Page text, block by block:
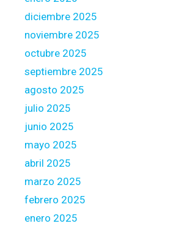
a
t
e
a
n
L
o
n
p
r
diciembre 2025
noviembre 2025
octubre 2025
septiembre 2025
agosto 2025
julio 2025
junio 2025
mayo 2025
abril 2025
marzo 2025
febrero 2025
enero 2025